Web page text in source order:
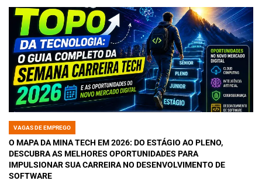
POSTED
IN
VAGAS DE EMPREGO
O MAPA DA MINA TECH EM 2026: DO ESTÁGIO AO PLENO,
DESCUBRA AS MELHORES OPORTUNIDADES PARA
IMPULSIONAR SUA CARREIRA NO DESENVOLVIMENTO DE
SOFTWARE